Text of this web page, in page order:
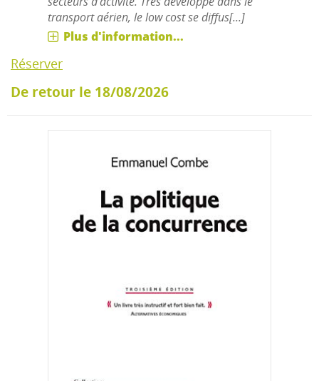
transport aérien, le low cost se diffus[...]
Plus d'information...
Réserver
De retour le 18/08/2026